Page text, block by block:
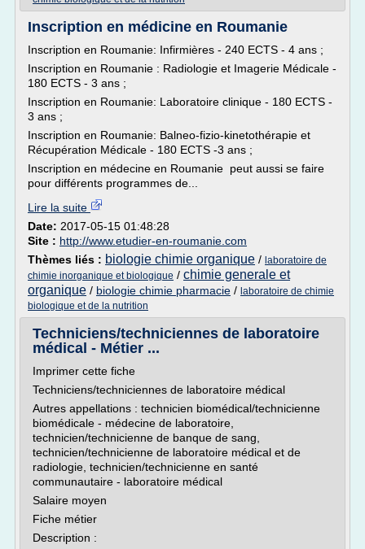
Inscription en médicine en Roumanie
Inscription en Roumanie: Infirmières - 240 ECTS - 4 ans ;
Inscription en Roumanie : Radiologie et Imagerie Médicale -
180 ECTS - 3 ans ;
Inscription en Roumanie: Laboratoire clinique - 180 ECTS -
3 ans ;
Inscription en Roumanie: Balneo-fizio-kinetothérapie et
Récupération Médicale - 180 ECTS -3 ans ;
Inscription en médecine en Roumanie peut aussi se faire
pour différents programmes de...
Lire la suite
Date: 2017-05-15 01:48:28
Site : http://www.etudier-en-roumanie.com
Thèmes liés : biologie chimie organique / laboratoire de
chimie inorganique et biologique / chimie generale et
organique / biologie chimie pharmacie / laboratoire de chimie
biologique et de la nutrition
Techniciens/techniciennes de laboratoire
médical - Métier ...
Imprimer cette fiche
Techniciens/techniciennes de laboratoire médical
Autres appellations : technicien biomédical/technicienne
biomédicale - médecine de laboratoire,
technicien/technicienne de banque de sang,
technicien/technicienne de laboratoire médical et de
radiologie, technicien/technicienne en santé
communautaire - laboratoire médical
Salaire moyen
Fiche métier
Description :